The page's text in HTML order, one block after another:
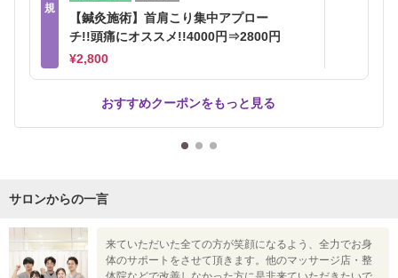
規
【鍼灸施術】首肩こり集中アプロー
チ!!頭痛にオススメ!!4000円⇒2800円
¥2,800
おすすめクーポンをもっと見る
サロンからの一言
来ていただいた全ての方が笑顔になるよう、全力でお身
体のサポートをさせて頂きます。他のマッサージ店・整